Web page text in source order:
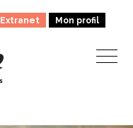
Extranet Mon profil